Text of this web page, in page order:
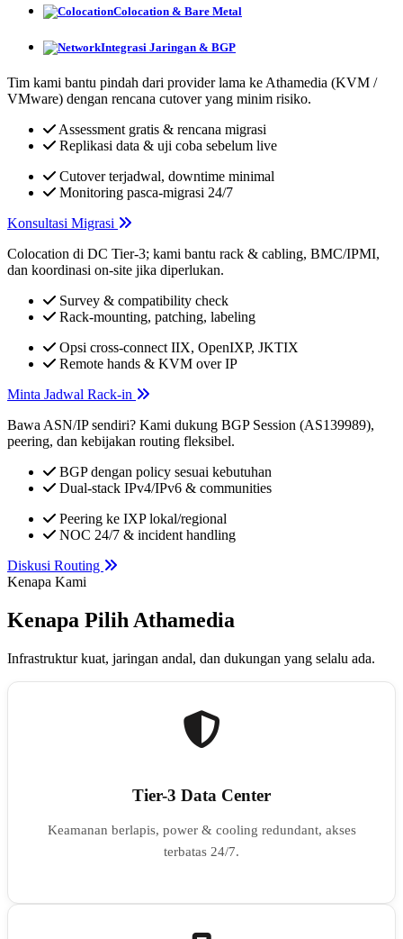
Colocation & Bare Metal
Integrasi Jaringan & BGP
Tim kami bantu pindah dari provider lama ke Athamedia (KVM /
VMware) dengan rencana cutover yang minim risiko.
Assessment gratis & rencana migrasi
Replikasi data & uji coba sebelum live
Cutover terjadwal, downtime minimal
Monitoring pasca-migrasi 24/7
Konsultasi Migrasi
Colocation di DC Tier-3; kami bantu rack & cabling, BMC/IPMI,
dan koordinasi on-site jika diperlukan.
Survey & compatibility check
Rack-mounting, patching, labeling
Opsi cross-connect IIX, OpenIXP, JKTIX
Remote hands & KVM over IP
Minta Jadwal Rack-in
Bawa ASN/IP sendiri? Kami dukung BGP Session (AS139989),
peering, dan kebijakan routing fleksibel.
BGP dengan policy sesuai kebutuhan
Dual-stack IPv4/IPv6 & communities
Peering ke IXP lokal/regional
NOC 24/7 & incident handling
Diskusi Routing
Kenapa Kami
Kenapa Pilih Athamedia
Infrastruktur kuat, jaringan andal, dan dukungan yang selalu ada.
Tier-3 Data Center
Keamanan berlapis, power & cooling redundant, akses
terbatas 24/7.